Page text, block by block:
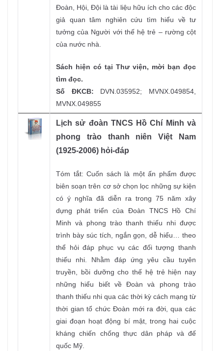
Đoàn, Hội, Đội là tài liệu hữu ích cho các độc
giả quan tâm nghiên cứu tìm hiểu về tư
tưởng của Người với thế hệ trẻ – rường cột
của nước nhà.
Sách hiện có tại Thư viện, mời bạn đọc
tìm đọc.
Số ĐKCB: DVN.035952; MVNX.049854,
MVNX.049855
Lịch sử đoàn TNCS Hồ Chí Minh và
phong trào thanh niên Việt Nam
(1925-2006) hỏi-đáp
Tóm tắt: Cuốn sách là một ấn phẩm được
biên soạn trên cơ sở chọn lọc những sự kiện
có ý nghĩa đã diễn ra trong 75 năm xây
dựng phát triển của Đoàn TNCS Hồ Chí
Minh và phong trào thanh thiếu nhi được
trình bày súc tích, ngắn gọn, dễ hiểu… theo
thể hỏi đáp phục vụ các đối tượng thanh
thiếu nhi. Nhằm đáp ứng yêu cầu tuyên
truyền, bồi dưỡng cho thế hệ trẻ hiện nay
những hiểu biết về Đoàn và phong trào
thanh thiếu nhi qua các thời kỳ cách mạng từ
thời gian tổ chức Đoàn mới ra đời, qua các
giai đoạn hoạt động bí mật, trong hai cuộc
kháng chiến chống thực dân pháp và đế
quốc Mỹ.